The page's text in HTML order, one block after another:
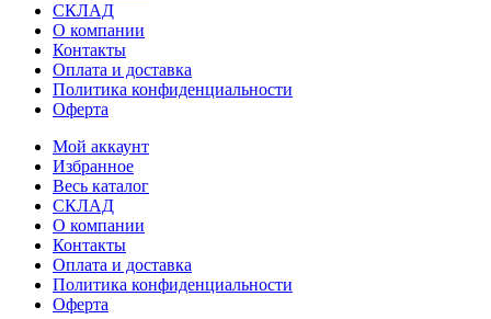
СКЛАД
О компании
Контакты
Оплата и доставка
Политика конфиденциальности
Оферта
Мой аккаунт
Избранное
Весь каталог
СКЛАД
О компании
Контакты
Оплата и доставка
Политика конфиденциальности
Оферта